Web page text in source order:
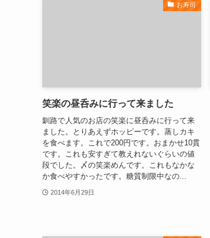
お寿司
笑楽の昼呑みに行って来ました
釧路で人気のお店の笑楽に昼呑みに行って来
ました。とりあえずホッピーです。蒸しカキ
を食べます。これで200円です。おまかせ10貫
です。これも安すぎて教えれないぐらいの値
段でした。〆の笑楽めんです。これもなかな
か食べやすかったです。糖質制限中なの...
2014年6月29日